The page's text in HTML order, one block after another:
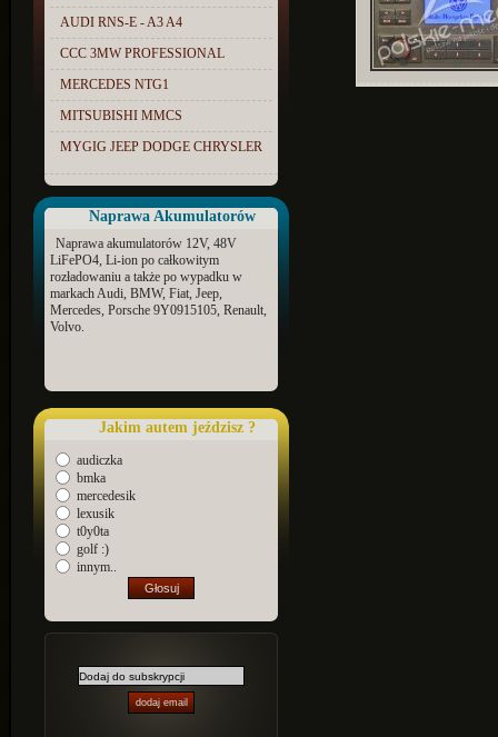
AUDI RNS-E - A3 A4
CCC 3MW PROFESSIONAL
MERCEDES NTG1
MITSUBISHI MMCS
MYGIG JEEP DODGE CHRYSLER
Naprawa Akumulatorów
Naprawa akumulatorów 12V, 48V
LiFePO4, Li-ion po całkowitym
rozładowaniu a także po wypadku w
markach Audi, BMW, Fiat, Jeep,
Mercedes, Porsche 9Y0915105, Renault,
Volvo.
Jakim autem jeździsz ?
audiczka
bmka
mercedesik
lexusik
t0y0ta
golf :)
innym..